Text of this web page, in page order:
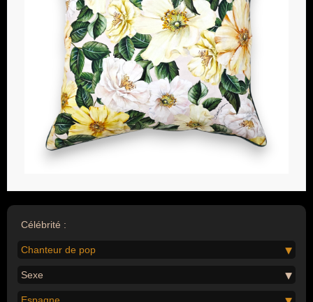
Célébrité :
Chanteur de pop
Sexe